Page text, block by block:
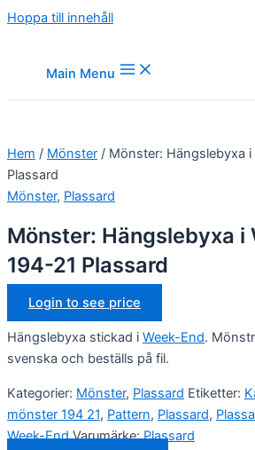
Hoppa till innehåll
Main Menu
Hem / Mönster / Mönster: Hängslebyxa i
Plassard
Mönster, Plassard
Mönster: Hängslebyxa i
194-21 Plassard
Login to see price
Hängslebyxa stickad i Week-End.
svenska och beställs på fil.
Kategorier: Mönster, Plassard Etiketter:
mönster 194 21, Pattern, Plassard,
Week-End Varumärke:Plassard